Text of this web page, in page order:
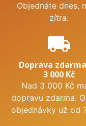
Objednáte dnes,
zítra.
local_shipping
Doprava
3 000 Kč
Nad 3 000 Kč
dopravu zdarma.
objednávky už od